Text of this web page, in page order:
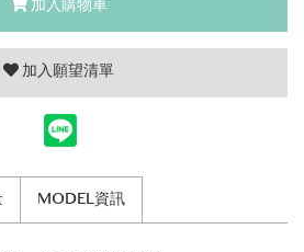
加入購物車
加入願望清單
MODEL資訊